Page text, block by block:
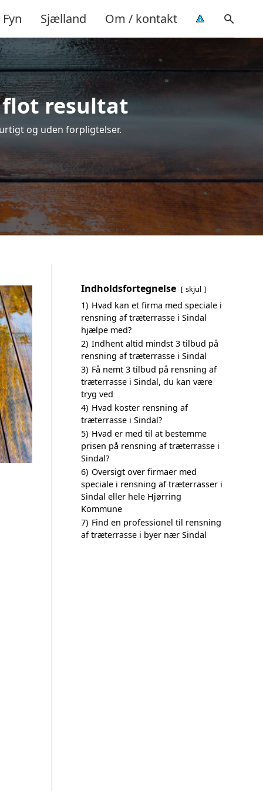
Fyn Sjælland Om / kontakt
flot resultat
og uden forpligtelser.
Indholdsfortegnelse skjul
1) Hvad kan et firma med speciale i
rensning af træterrasse i Sindal
hjælpe med?
2) Indhent altid mindst 3 tilbud på
rensning af træterrasse i Sindal
3) Få nemt 3 tilbud på rensning af
træterrasse i Sindal, du kan være
tryg ved
4) Hvad koster rensning af
træterrasse i Sindal?
5) Hvad er med til at bestemme
prisen på rensning af træterrasse i
Sindal?
6) Oversigt over firmaer med
speciale i rensning af træterrasser i
Sindal eller hele Hjørring
Kommune
7) Find en professionel til rensning
af træterrasse i byer nær Sindal